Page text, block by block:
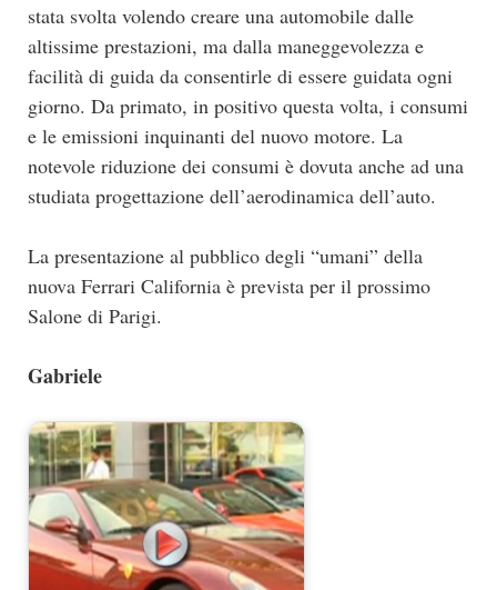
stata svolta volendo creare una automobile dalle
altissime prestazioni, ma dalla maneggevolezza e
facilità di guida da consentirle di essere guidata ogni
giorno. Da primato, in positivo questa volta, i consumi
e le emissioni inquinanti del nuovo motore. La
notevole riduzione dei consumi è dovuta anche ad una
studiata progettazione dell’aerodinamica dell’auto.
La presentazione al pubblico degli “umani” della
nuova Ferrari California è prevista per il prossimo
Salone di Parigi.
Gabriele